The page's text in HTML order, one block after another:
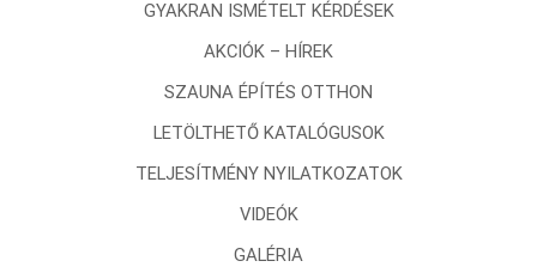
GYAKRAN ISMÉTELT KÉRDÉSEK
AKCIÓK – HÍREK
SZAUNA ÉPÍTÉS OTTHON
LETÖLTHETŐ KATALÓGUSOK
TELJESÍTMÉNY NYILATKOZATOK
VIDEÓK
GALÉRIA